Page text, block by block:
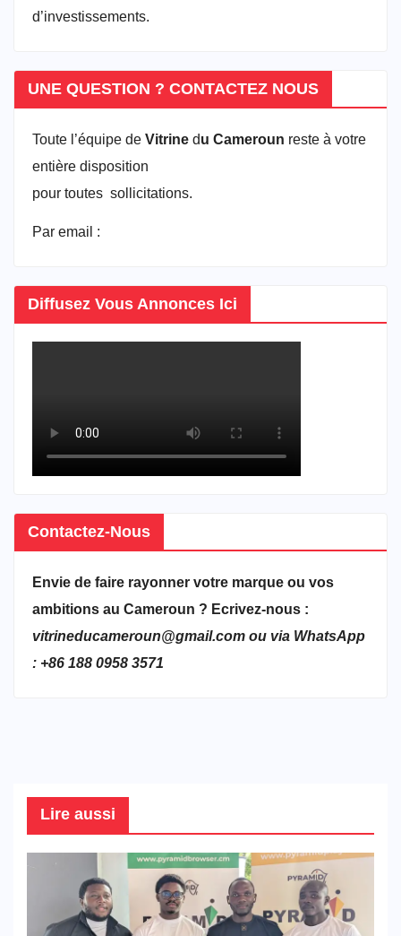
d’investissements.
UNE QUESTION ? CONTACTEZ NOUS
Toute l’équipe de Vitrine du Cameroun reste à votre
entière disposition
pour toutes sollicitations.
Par email :
Diffusez Vous Annonces Ici
Contactez-Nous
Envie de faire rayonner votre marque ou vos
ambitions au Cameroun ? Ecrivez-nous :
vitrineducameroun@gmail.com ou via WhatsApp
: +86 188 0958 3571
Lire aussi